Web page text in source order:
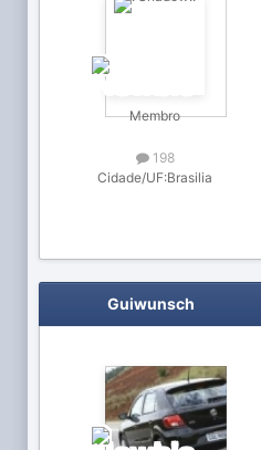
Membro
198
Cidade/UF:Brasilia
Guiwunsch